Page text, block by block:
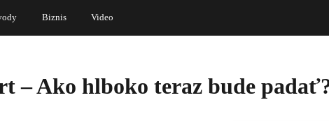
Biznis Video
– Ako hlboko teraz bude